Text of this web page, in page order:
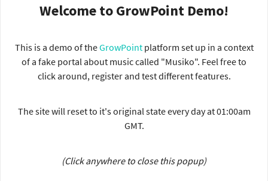
Welcome to GrowPoint Demo!
This is a demo of theGrowPointplatform set up in a context
of a fake portal about music called "Musiko". Feel free to
click around, register and test different features.
The site will reset to it's original state every day at 01:00am
GMT.
(Click anywhere to close this popup)